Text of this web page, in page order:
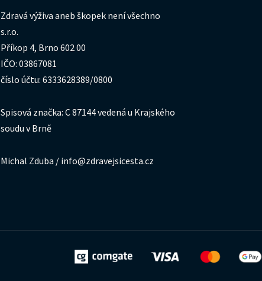
Zdravá výživa aneb škopek není všechno
s.r.o.
Příkop 4, Brno 602 00
IČO: 03867081
číslo účtu: 6333628389/0800
Spisová značka: C 87144 vedená u Krajského
soudu v Brně
Michal Zduba / info@zdravejsicesta.cz